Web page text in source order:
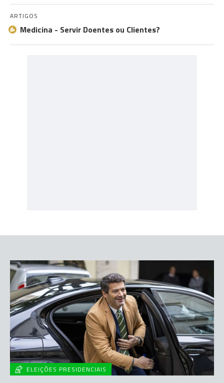
ARTIGOS
Medicina - Servir Doentes ou Clientes?
ELEIÇÕES PRESIDENCIAIS